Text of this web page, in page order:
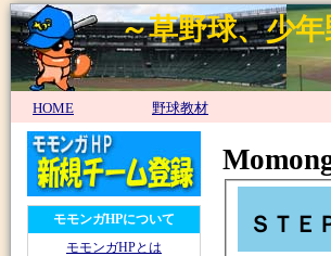
～草野球、少
HOME 野球教材
モモンガHPについて
モモンガHPとは
ＳＴ